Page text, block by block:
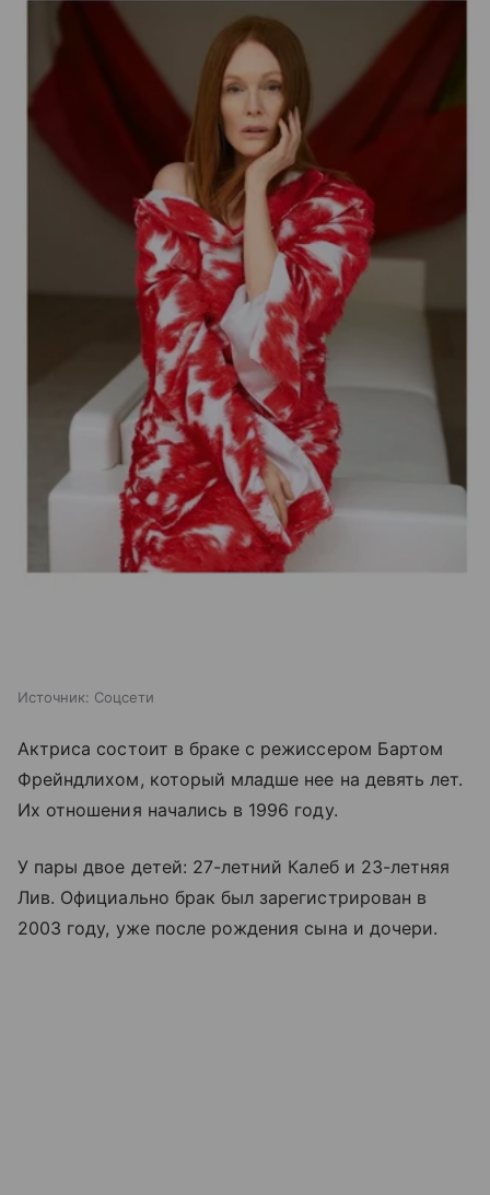
Источник: Соцсети
Актриса состоит в браке с режиссером Бартом
Фрейндлихом, который младше нее на девять лет.
Их отношения начались в 1996 году.
У пары двое детей: 27-летний Калеб и 23-летняя
Лив. Официально брак был зарегистрирован в
2003 году, уже после рождения сына и дочери.